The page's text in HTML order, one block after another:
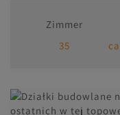
Zimmer
35